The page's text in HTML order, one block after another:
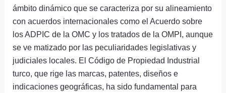
ámbito dinámico que se caracteriza por su alineamiento
con acuerdos internacionales como el Acuerdo sobre
los ADPIC de la OMC y los tratados de la OMPI, aunque
se ve matizado por las peculiaridades legislativas y
judiciales locales. El Código de Propiedad Industrial
turco, que rige las marcas, patentes, diseños e
indicaciones geográficas, ha sido fundamental para